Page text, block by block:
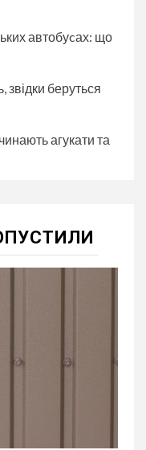
автобуcах: що
беруться
агукати та